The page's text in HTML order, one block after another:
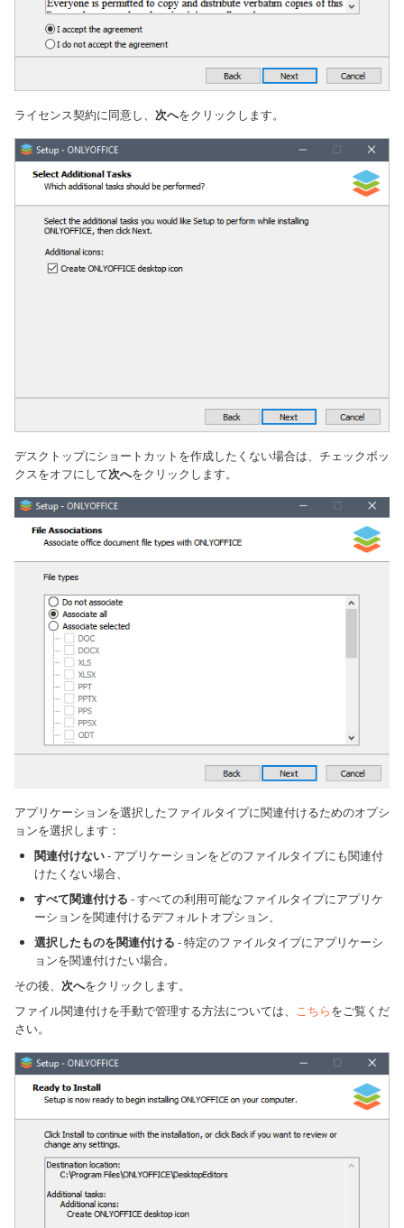
ライセンス契約に同意し、 次へをクリックします。
デスクトップにショートカットを作成したくない場合は、チェックボッ
クスをオフにして次へをクリックします。
アプリケーションを選択したファイルタイプに関連付けるためのオプシ
ョンを選択します：
関連付けない- アプリケーションをどのファイルタイプにも関連付
けたくない場合、
すべて関連付ける - すべての利用可能なファイルタイプにアプリケ
ーションを関連付けるデフォルトオプション、
選択したものを関連付ける - 特定のファイルタイプにアプリケーシ
ョンを関連付けたい場合。
その後、 次へをクリックします。
ファイル関連付けを手動で管理する方法については、 こちらをご覧くだ
さい。